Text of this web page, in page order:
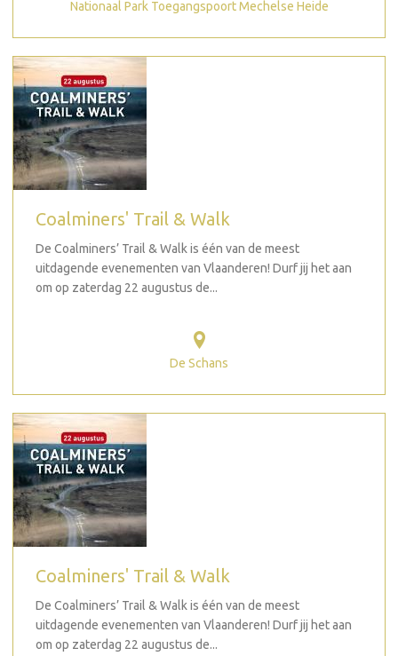
Nationaal Park Toegangspoort Mechelse Heide
Coalminers' Trail & Walk
De Coalminers’ Trail & Walk is één van de meest
uitdagende evenementen van Vlaanderen! Durf jij het aan
om op zaterdag 22 augustus de...
De Schans
Coalminers' Trail & Walk
De Coalminers’ Trail & Walk is één van de meest
uitdagende evenementen van Vlaanderen! Durf jij het aan
om op zaterdag 22 augustus de...